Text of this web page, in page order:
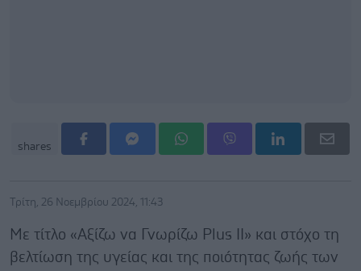
shares
Τρίτη, 26 Νοεμβρίου 2024, 11:43
Με τίτλο «Αξίζω να Γνωρίζω Plus ΙΙ» και στόχο τη
βελτίωση της υγείας και της ποιότητας ζωής των